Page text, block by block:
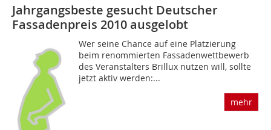
Jahrgangsbeste gesucht Deutscher
Fassadenpreis 2010 ausgelobt
Wer seine Chance auf eine Platzierung
beim renommierten Fassadenwettbewerb
des Veranstalters Brillux nutzen will, sollte
jetzt aktiv werden:...
mehr